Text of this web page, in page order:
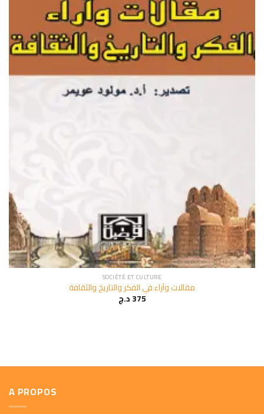
SOCIÉTÉ ET CULTURE
مقالات وآراء في الفكر والتاريخ والثقافة
375د.ج
A PROPOS